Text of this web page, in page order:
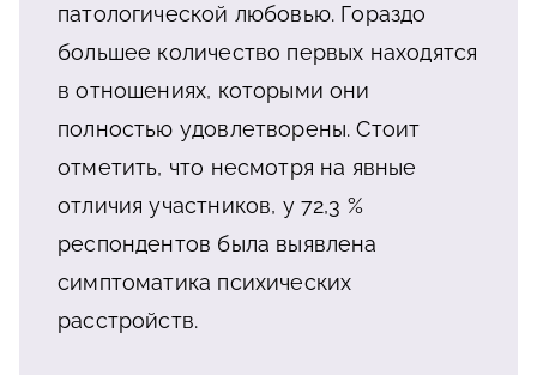
патологической любовью. Гораздо
большее количество первых находятся
в отношениях, которыми они
полностью удовлетворены. Стоит
отметить, что несмотря на явные
отличия участников, у 72,3 %
респондентов была выявлена
симптоматика психических
расстройств.